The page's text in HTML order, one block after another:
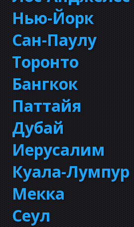
Нью-Йорк
Сан-Паулу
Торонто
Бангкок
Паттайя
Дубай
Иерусалим
Куала-Лумпур
Мекка
Сеул